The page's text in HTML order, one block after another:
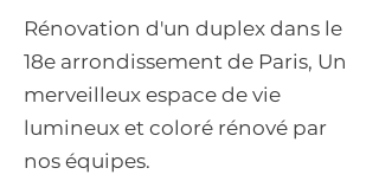
Rénovation d'un duplex dans le
18e arrondissement de Paris, Un
merveilleux espace de vie
lumineux et coloré rénové par
nos équipes.